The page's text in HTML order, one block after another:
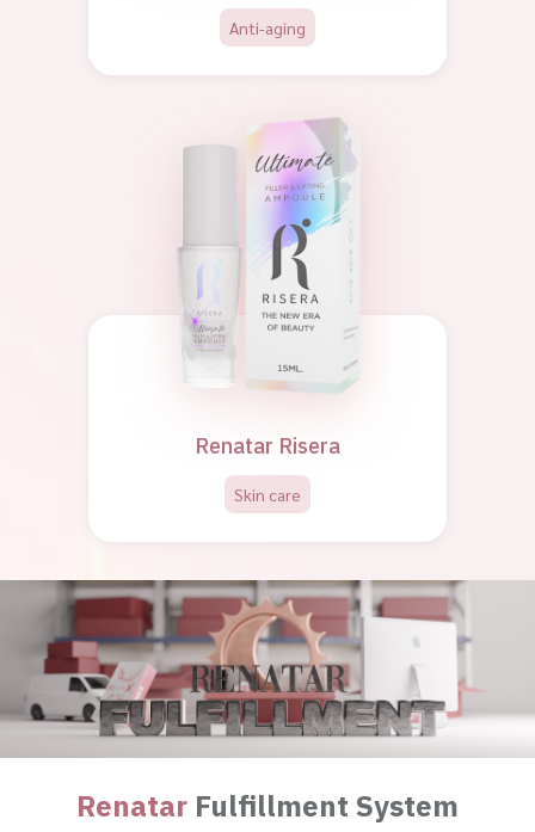
Anti-aging
Renatar Risera
Skin care
Renatar Fulfillment System